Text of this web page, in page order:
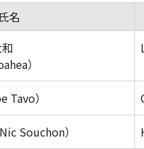
氏名
）
Tavo）
Souchon）